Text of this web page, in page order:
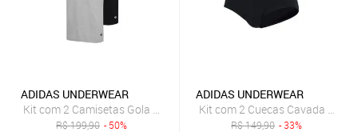
ADIDAS UNDERWEAR
Kit com 2 Camisetas Gola Careca adidas Underwear Multicolorido
R$199,90 - 50%
ADIDAS UNDERWEAR
Kit com 2 Cuecas Cavada
R$149,90 - 33%